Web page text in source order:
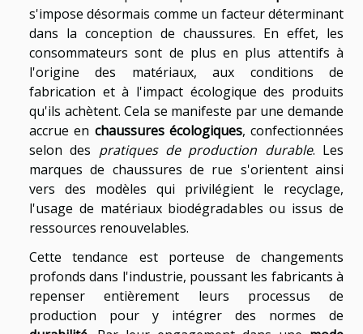
s'impose désormais comme un facteur déterminant
dans la conception de chaussures. En effet, les
consommateurs sont de plus en plus attentifs à
l'origine des matériaux, aux conditions de
fabrication et à l'impact écologique des produits
qu'ils achètent. Cela se manifeste par une demande
accrue en chaussures écologiques, confectionnées
selon des pratiques de production durable. Les
marques de chaussures de rue s'orientent ainsi
vers des modèles qui privilégient le recyclage,
l'usage de matériaux biodégradables ou issus de
ressources renouvelables.
Cette tendance est porteuse de changements
profonds dans l'industrie, poussant les fabricants à
repenser entièrement leurs processus de
production pour y intégrer des normes de